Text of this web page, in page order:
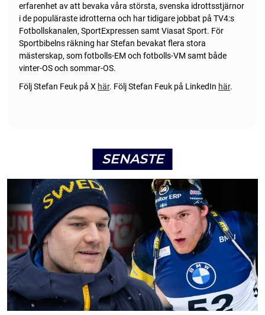
erfarenhet av att bevaka våra största, svenska idrottsstjärnor
i de populäraste idrotterna och har tidigare jobbat på TV4:s
Fotbollskanalen, SportExpressen samt Viasat Sport. För
Sportbibelns räkning har Stefan bevakat flera stora
mästerskap, som fotbolls-EM och fotbolls-VM samt både
vinter-OS och sommar-OS.
Följ Stefan Feuk på X här. Följ Stefan Feuk på LinkedIn här.
SENASTE